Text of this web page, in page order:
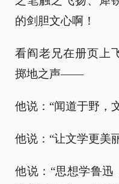
的剑胆文心啊！
看阎老兄在册页上
掷地之声——
他说：“闻道于野，
他说：“让文学更美
他说：“思想学鲁迅